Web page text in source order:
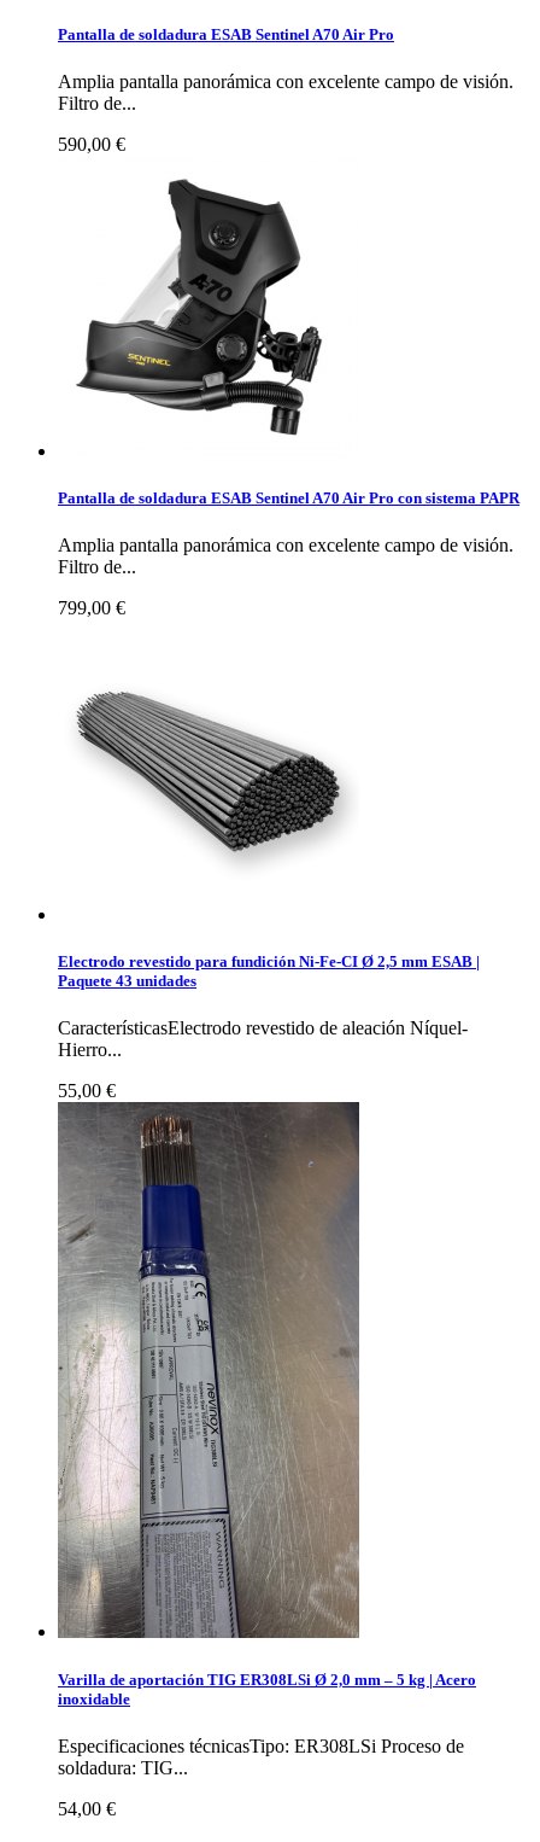
Pantalla de soldadura ESAB Sentinel A70 Air Pro
Amplia pantalla panorámica con excelente campo de visión.
Filtro de...
590,00 €
Pantalla de soldadura ESAB Sentinel A70 Air Pro con sistema PAPR
Amplia pantalla panorámica con excelente campo de visión.
Filtro de...
799,00 €
Electrodo revestido para fundición Ni-Fe-CI Ø 2,5 mm ESAB |
Paquete 43 unidades
CaracterísticasElectrodo revestido de aleación Níquel-
Hierro...
55,00 €
Varilla de aportación TIG ER308LSi Ø 2,0 mm – 5 kg | Acero
inoxidable
Especificaciones técnicasTipo: ER308LSi Proceso de
soldadura: TIG...
54,00 €